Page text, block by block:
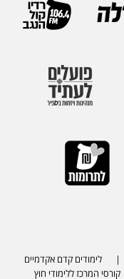
לימודים קדם אקדמיים
קורסי המרכז ללימודי חוץ